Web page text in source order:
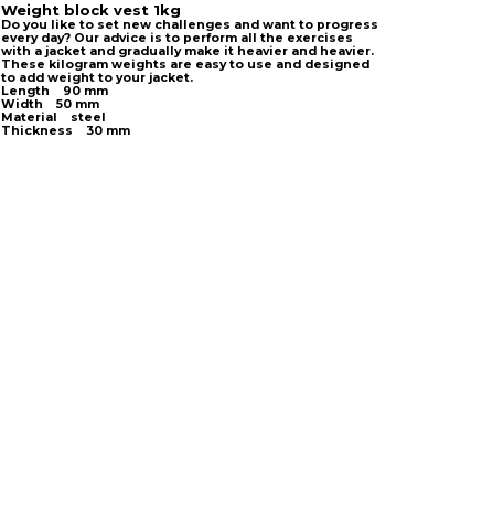
Weight block vest 1kg
Do you like to set new challenges and want to progress
every day? Our advice is to perform all the exercises
with a jacket and gradually make it heavier and heavier.
These kilogram weights are easy to use and designed
to add weight to your jacket.
Length 90 mm
Width 50 mm
Material steel
Thickness 30 mm